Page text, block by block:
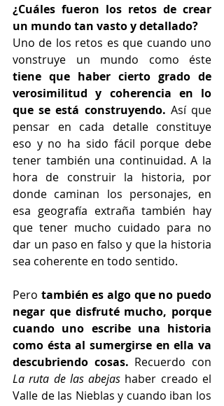
¿Cuáles fueron los retos de crear
un mundo tan vasto y detallado?
Uno de los retos es que cuando uno
vonstruye un mundo como éste
tiene que haber cierto grado de
verosimilitud y coherencia en lo
que se está construyendo. Así que
pensar en cada detalle constituye
eso y no ha sido fácil porque debe
tener también una continuidad. A la
hora de construir la historia, por
donde caminan los personajes, en
esa geografía extraña también hay
que tener mucho cuidado para no
dar un paso en falso y que la historia
sea coherente en todo sentido.
Pero también es algo que no puedo
negar que disfruté mucho, porque
cuando uno escribe una historia
como ésta al sumergirse en ella va
descubriendo cosas. Recuerdo con
La ruta de las abejas haber creado el
Valle de las Nieblas y cuando iban los